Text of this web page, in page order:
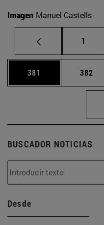
Imagen Manuel Castells
Página
1
Página
381 Página
382
BUSCADOR NOTICIAS
Desde